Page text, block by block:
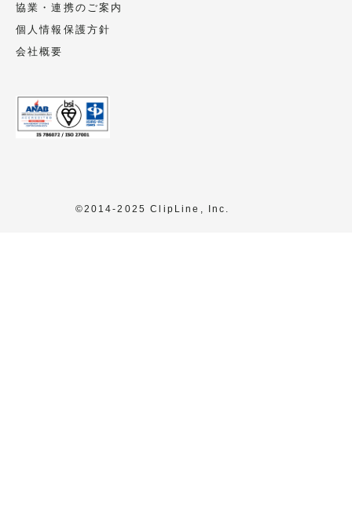
協業・連携のご案内
個人情報保護方針
会社概要
©2014-2025 ClipLine, Inc.